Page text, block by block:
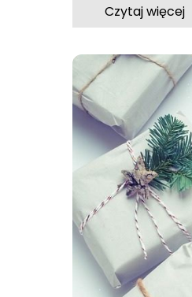
Czytaj więcej